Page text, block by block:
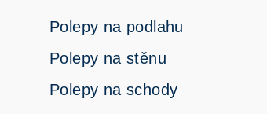
Polepy na podlahu
Polepy na stěnu
Polepy na schody